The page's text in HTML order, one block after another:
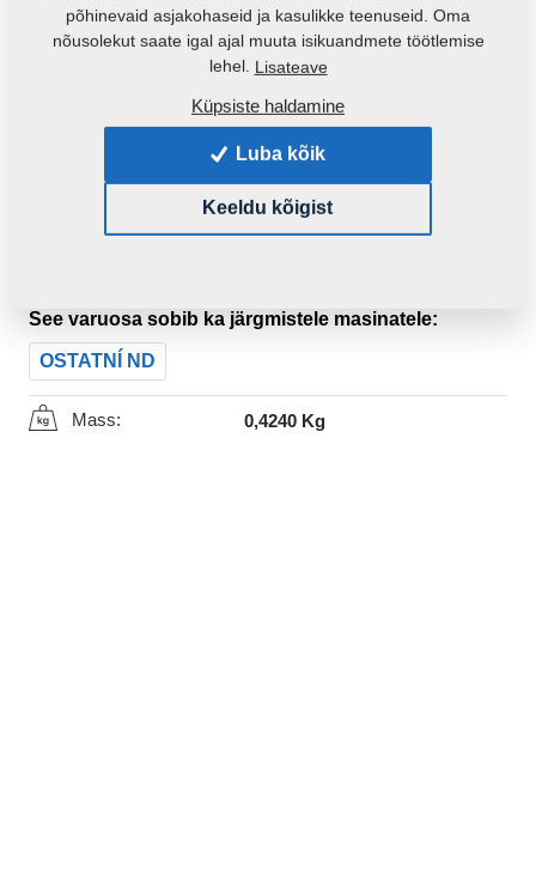
See varuosa sobib ka järgmistele masinatele:
OSTATNÍ ND
Mass: 0,4240 Kg
põhinevaid asjakohaseid ja kasulikke teenuseid. Oma
nõusolekut saate igal ajal muuta isikuandmete töötlemise
lehel. Lisateave
Küpsiste haldamine
Luba kõik
Keeldu kõigist